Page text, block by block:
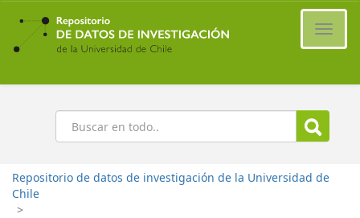
Ir
contenido
principal
Buscar
Repositorio de datos de investigación de la Universidad de
Chile
>